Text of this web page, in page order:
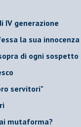
IV generazione
la sua innocenza
di ogni sospetto
servitori"
mutaforma?